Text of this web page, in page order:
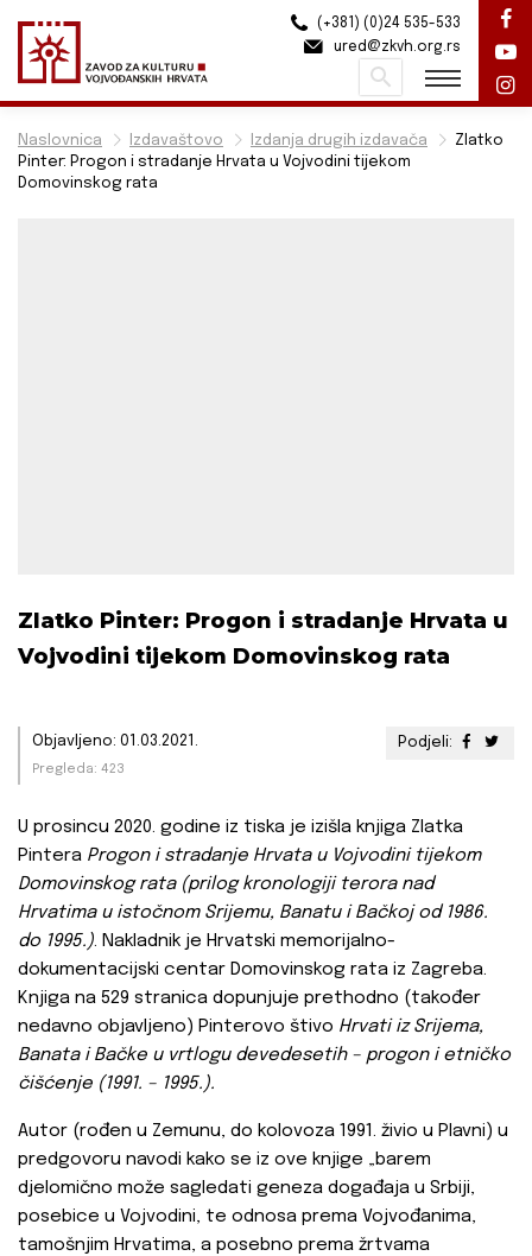
Naslovnica Izdavaštovo Izdanja drugih izdavača
Zlatko
Pinter: Progon i stradanje Hrvata u Vojvodini tijekom
Domovinskog rata
Zlatko Pinter: Progon i stradanje Hrvata u
Vojvodini tijekom Domovinskog rata
Podjeli:
Objavljeno: 01.03.2021.
Pregleda: 423
U prosincu 2020. godine iz tiska je izišla knjiga Zlatka
Pintera Progon i stradanje Hrvata u Vojvodini tijekom
Domovinskog rata (prilog kronologiji terora nad
Hrvatima u istočnom Srijemu, Banatu i Bačkoj od 1986.
do 1995.). Nakladnik je Hrvatski memorijalno-
dokumentacijski centar Domovinskog rata iz Zagreba.
Knjiga na 529 stranica dopunjuje prethodno (također
nedavno objavljeno) Pinterovo štivo Hrvati iz Srijema,
Banata i Bačke u vrtlogu devedesetih – progon i etničko
čišćenje (1991. – 1995.).
Autor (rođen u Zemunu, do kolovoza 1991. živio u Plavni) u
predgovoru navodi kako se iz ove knjige „barem
djelomično može sagledati geneza događaja u Srbiji,
posebice u Vojvodini, te odnosa prema Vojvođanima,
tamošnjim Hrvatima, a posebno prema žrtvama
(+381) (0)24 535-533
ured@zkvh.org.rs
Pretraži